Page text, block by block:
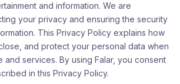
and information. We are
your privacy and ensuring the security
This Privacy Policy explains how
and protect your personal data when
and services. By using Falar, you consent
in this Privacy Policy.